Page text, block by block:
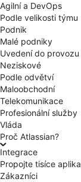
Agilní a DevOps
Podle velikosti týmu
Podnik
Malé podniky
Uvedení do provozu
Neziskové
Podle odvětví
Maloobchodní
Telekomunikace
Profesionální služby
Vláda
Proč Atlassian?
Integrace
Propojte tisíce
Zákazníci